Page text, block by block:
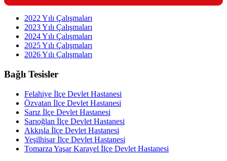
2022 Yılı Çalışmaları
2023 Yılı Çalışmaları
2024 Yılı Çalışmaları
2025 Yılı Çalışmaları
2026 Yılı Çalışmaları
Bağlı Tesisler
Felahiye İlçe Devlet Hastanesi
Özvatan İlçe Devlet Hastanesi
Sarız İlçe Devlet Hastanesi
Sarıoğlan İlçe Devlet Hastanesi
Akkışla İlçe Devlet Hastanesi
Yeşilhisar İlçe Devlet Hastanesi
Tomarza Yaşar Karayel İlçe Devlet Hastanesi